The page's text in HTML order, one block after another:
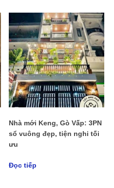
Nhà mới Keng, Gò Vấp: 3PN
sổ vuông đẹp, tiện nghi tối
ưu
Đọc tiếp